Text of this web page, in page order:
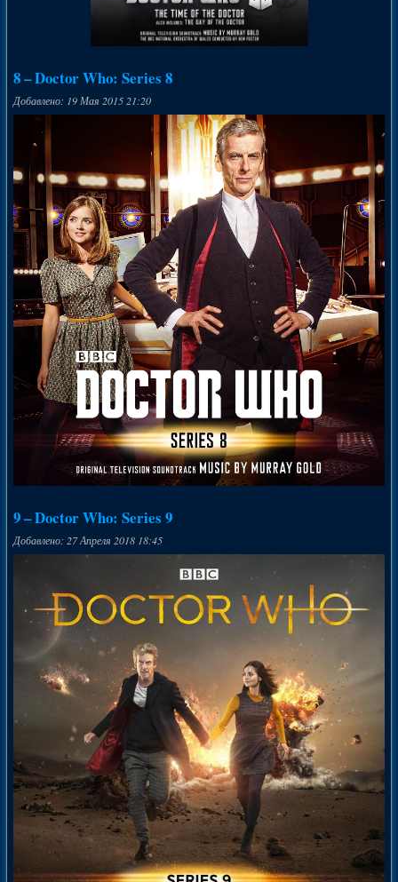
8 – Doctor Who: Series 8
Добавлено: 19 Мая 2015 21:20
9 – Doctor Who: Series 9
Добавлено: 27 Апреля 2018 18:45